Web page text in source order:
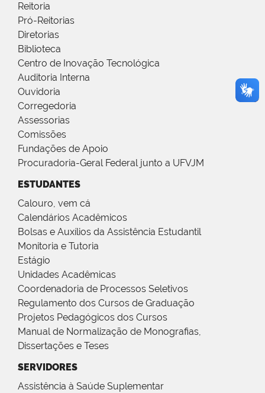
Reitoria
Pró-Reitorias
Diretorias
Biblioteca
Centro de Inovação Tecnológica
Auditoria Interna
Ouvidoria
Corregedoria
Assessorias
Comissões
Fundações de Apoio
Procuradoria-Geral Federal junto a UFVJM
ESTUDANTES
Calouro, vem cá
Calendários Acadêmicos
Bolsas e Auxílios da Assistência Estudantil
Monitoria e Tutoria
Estágio
Unidades Acadêmicas
Coordenadoria de Processos Seletivos
Regulamento dos Cursos de Graduação
Projetos Pedagógicos dos Cursos
Manual de Normalização de Monografias,
Dissertações e Teses
SERVIDORES
Assistência à Saúde Suplementar